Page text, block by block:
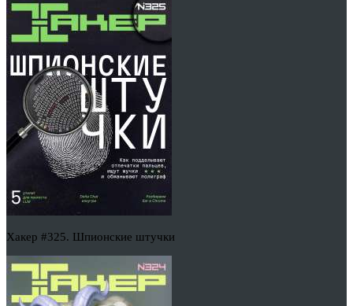
Хакер #325. Шпионские штучки